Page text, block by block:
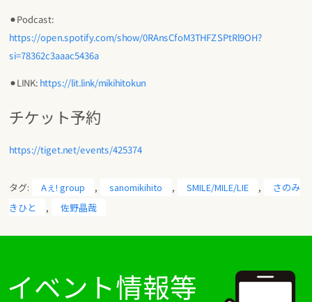
⚫︎Podcast:
https://open.spotify.com/show/0RAnsCfoM3THFZSPtRl9OH?
si=78362c3aaac5436a
⚫︎LINK: https://lit.link/mikihitokun
チケット予約
https://tiget.net/events/425374
タグ: Aぇ! group , sanomikihito , SMILE/MILE/LIE ,
さのみ
きひと
, 佐野晶哉
イベント情報等